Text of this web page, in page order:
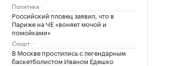
Политика
Российский пловец заявил, что в
Париже на ЧЕ «воняет мочой и
помойками»
Спорт
В Москве простились с легендарным
баскетболистом Иваном Едешко